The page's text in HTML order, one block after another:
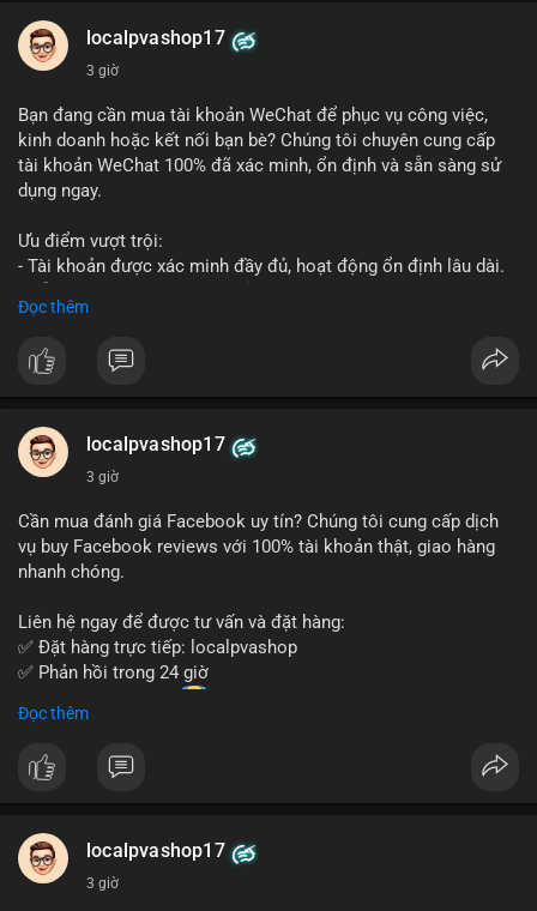
👉 Telegram: @localpvashop
👉 Email: localpvashop@gmail.com
Đừng bỏ lỡ cơ hội cải thiện danh tiếng trực tuyến của bạn một
cách hiệu quả!
localpvashop17
3 giờ
Bạn đang cần mua tài khoản WeChat để phục vụ công việc,
kinh doanh hoặc kết nối bạn bè? Chúng tôi chuyên cung cấp
tài khoản WeChat 100% đã xác minh, ổn định và sẵn sàng sử
dụng ngay.
Ưu điểm vượt trội:
- Tài khoản được xác minh đầy đủ, hoạt động ổn định lâu dài.
- Giao dịch an toàn, bảo mật thông tin.
Đặt hàng ngay hôm nay để nhận ưu đãi tốt nhất!
- WhatsApp: +1 (66
215-8938
- Telegram: @localpvashop
Đừng bỏ lỡ cơ hội sở hữu tài khoản WeChat chất lượng với giá
tốt. Liên hệ ngay!
Đọc thêm
localpvashop17
3 giờ
Cần mua đánh giá Facebook uy tín? Chúng tôi cung cấp dịch
vụ buy Facebook reviews với 100% tài khoản thật, giao hàng
nhanh chóng.
Liên hệ ngay để được tư vấn và đặt hàng:
✅ Đặt hàng trực tiếp: localpvashop
✅ Phản hồi trong 24 giờ
✅ WhatsApp: +1 (66
✅ Telegram: @localpvashop
✅ Email: localpvashop@gmail.com
Chất lượng đảm bảo, hỗ trợ tận tình. Hãy liên hệ ngay hôm
Đọc thêm
localpvashop17
3 giờ